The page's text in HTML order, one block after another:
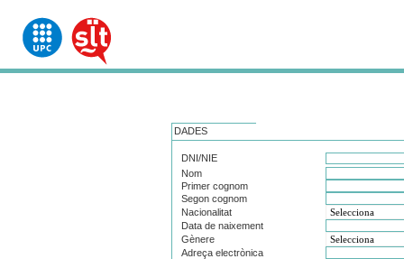
DADES
DNI/NIE
Nom
Primer cognom
Segon cognom
Nacionalitat
Data de naixement
Gènere
Adreça electrònica